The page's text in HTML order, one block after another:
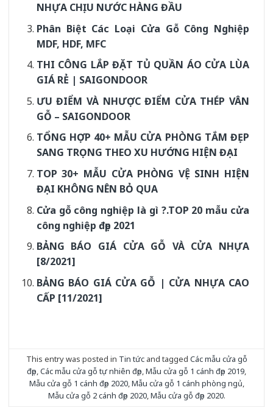
NHỰA CHỊU NƯỚC HÀNG ĐẦU
Phân Biệt Các Loại Cửa Gỗ Công Nghiệp
MDF, HDF, MFC
THI CÔNG LẮP ĐẶT TỦ QUẦN ÁO CỬA LÙA
GIÁ RẺ | SAIGONDOOR
ƯU ĐIỂM VÀ NHƯỢC ĐIỂM CỬA THÉP VÂN
GỖ – SAIGONDOOR
TỔNG HỢP 40+ MẪU CỬA PHÒNG TẮM ĐẸP
SANG TRỌNG THEO XU HƯỚNG HIỆN ĐẠI
TOP 30+ MẪU CỬA PHÒNG VỆ SINH HIỆN
ĐẠI KHÔNG NÊN BỎ QUA
Cửa gỗ công nghiệp là gì ?.TOP 20 mẫu cửa
công nghiệp đẹp 2021
BẢNG BÁO GIÁ CỬA GỖ VÀ CỬA NHỰA
[8/2021]
BẢNG BÁO GIÁ CỬA GỖ | CỬA NHỰA CAO
CẤP [11/2021]
This entry was posted in Tin tứcand tagged Các mẫu cửa gỗ
đẹp,Các mẫu cửa gỗ tự nhiên đẹp,Mẫu cửa gỗ 1 cánh đẹp 2019,
Mẫu cửa gỗ 1 cánh đẹp 2020,Mẫu cửa gỗ 1 cánh phòng ngủ,
Mẫu cửa gỗ 2 cánh đẹp 2020,Mẫu cửa gỗ đẹp 2020.